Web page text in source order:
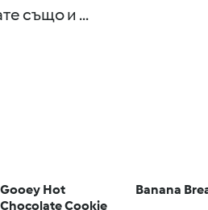
също и ...
Gooey Hot
Chocolate Cookie
Banana